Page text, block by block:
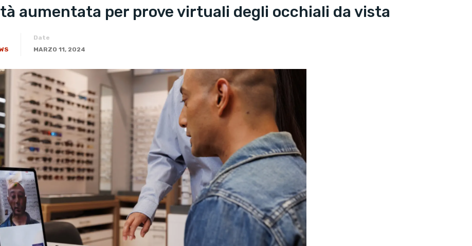
aumentata per prove virtuali degli occhiali da vista
Date
MARZO 11, 2024